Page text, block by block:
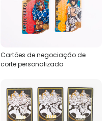
Cartões de negociação de
corte personalizado